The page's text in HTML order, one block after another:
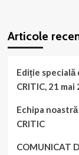
Articole
Ediție
CRITIC, 21 mai
Echipa
CRITIC
COMUNICAT